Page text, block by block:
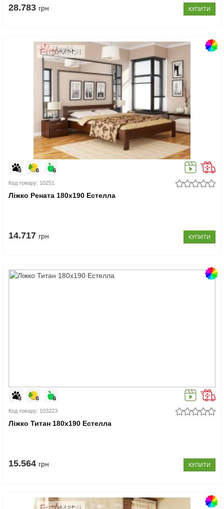
28.783 грн КУПИТИ
Код товару: 10251
Ліжко Рената 180x190 Естелла
14.717 грн КУПИТИ
Код товару: 103223
Ліжко Титан 180x190 Естелла
15.564 грн КУПИТИ